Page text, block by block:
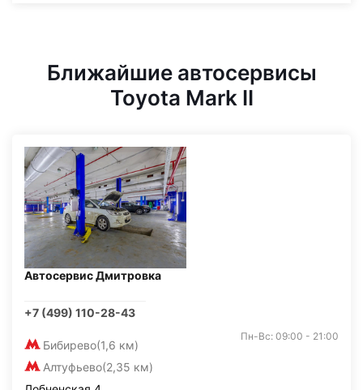
Ближайшие автосервисы
Toyota Mark II
Автосервис Дмитровка
+7 (499) 110-28-43
Бибирево(1,6 км)
Алтуфьево(2,35 км)
Пн-Вс: 09:00 - 21:00